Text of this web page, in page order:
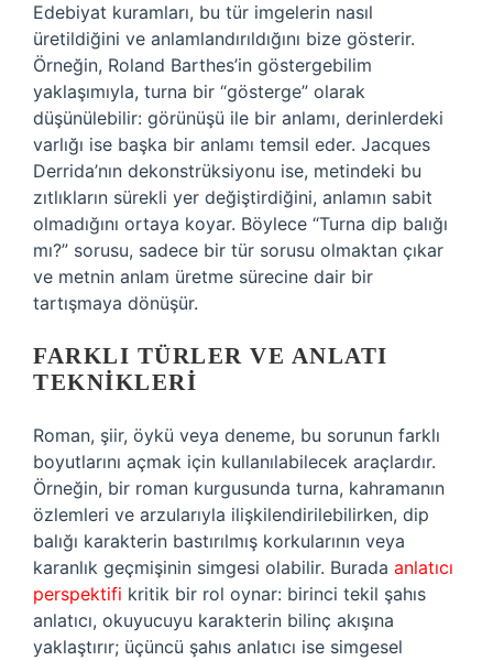
Edebiyat kuramları, bu tür imgelerin nasıl
üretildiğini ve anlamlandırıldığını bize gösterir.
Örneğin, Roland Barthes’in göstergebilim
yaklaşımıyla, turna bir “gösterge” olarak
düşünülebilir: görünüşü ile bir anlamı, derinlerdeki
varlığı ise başka bir anlamı temsil eder. Jacques
Derrida’nın dekonstrüksiyonu ise, metindeki bu
zıtlıkların sürekli yer değiştirdiğini, anlamın sabit
olmadığını ortaya koyar. Böylece “Turna dip balığı
mı?” sorusu, sadece bir tür sorusu olmaktan çıkar
ve metnin anlam üretme sürecine dair bir
tartışmaya dönüşür.
FARKLI TÜRLER VE ANLATI
TEKNIKLERI
Roman, şiir, öykü veya deneme, bu sorunun farklı
boyutlarını açmak için kullanılabilecek araçlardır.
Örneğin, bir roman kurgusunda turna, kahramanın
özlemleri ve arzularıyla ilişkilendirilebilirken, dip
balığı karakterin bastırılmış korkularının veya
karanlık geçmişinin simgesi olabilir. Burada anlatıcı
perspektifi kritik bir rol oynar: birinci tekil şahıs
anlatıcı, okuyucuyu karakterin bilinç akışına
yaklaştırır; üçüncü şahıs anlatıcı ise simgesel